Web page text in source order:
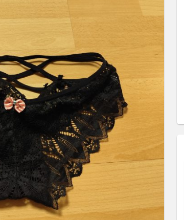
Neuer Verkäufer
FREIA _LO